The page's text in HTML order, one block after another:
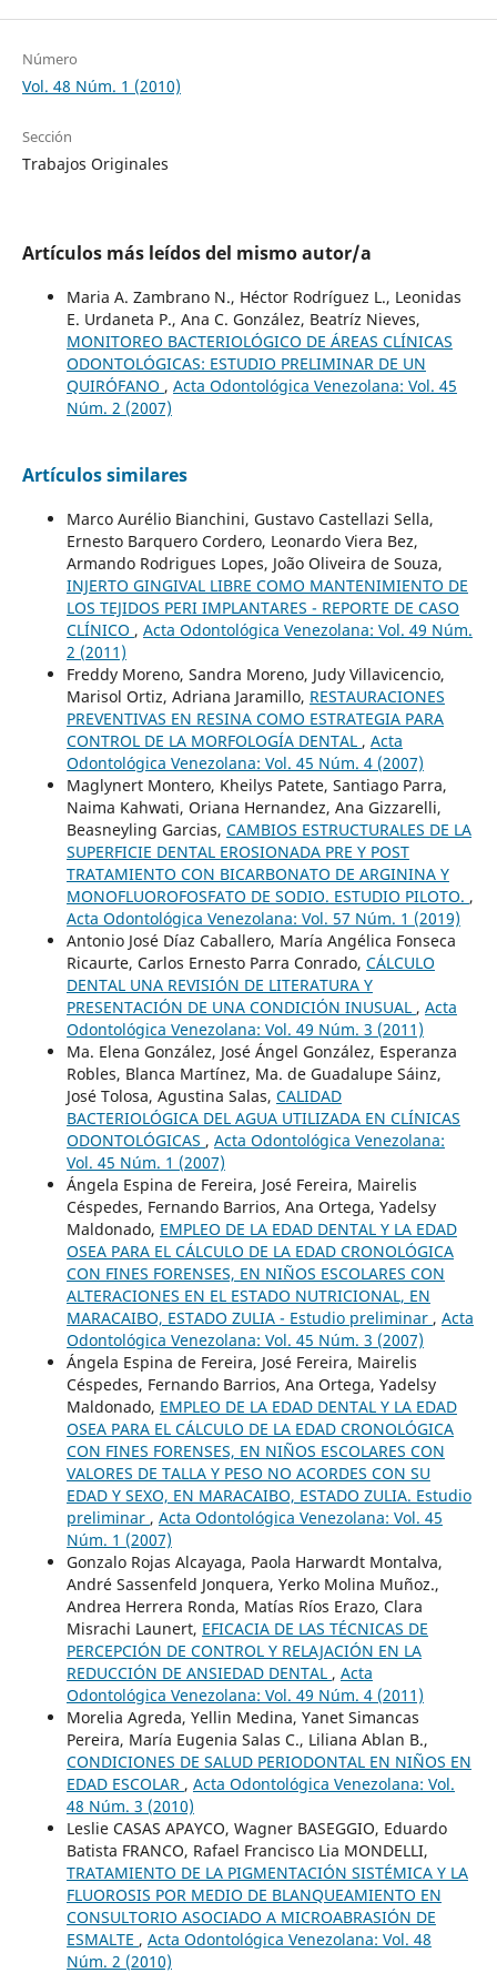
Número
Vol. 48 Núm. 1 (2010)
Sección
Trabajos Originales
Artículos más leídos del mismo autor/a
Maria A. Zambrano N., Héctor Rodríguez L., Leonidas
E. Urdaneta P., Ana C. González, Beatríz Nieves,
MONITOREO BACTERIOLÓGICO DE ÁREAS CLÍNICAS
ODONTOLÓGICAS: ESTUDIO PRELIMINAR DE UN
QUIRÓFANO , Acta Odontológica Venezolana: Vol. 45
Núm. 2 (2007)
Artículos similares
Marco Aurélio Bianchini, Gustavo Castellazi Sella,
Ernesto Barquero Cordero, Leonardo Viera Bez,
Armando Rodrigues Lopes, João Oliveira de Souza,
INJERTO GINGIVAL LIBRE COMO MANTENIMIENTO DE
LOS TEJIDOS PERI IMPLANTARES - REPORTE DE CASO
CLÍNICO , Acta Odontológica Venezolana: Vol. 49 Núm.
2 (2011)
Freddy Moreno, Sandra Moreno, Judy Villavicencio,
Marisol Ortiz, Adriana Jaramillo, RESTAURACIONES
PREVENTIVAS EN RESINA COMO ESTRATEGIA PARA
CONTROL DE LA MORFOLOGÍA DENTAL , Acta
Odontológica Venezolana: Vol. 45 Núm. 4 (2007)
Maglynert Montero, Kheilys Patete, Santiago Parra,
Naima Kahwati, Oriana Hernandez, Ana Gizzarelli,
Beasneyling Garcias, CAMBIOS ESTRUCTURALES DE LA
SUPERFICIE DENTAL EROSIONADA PRE Y POST
TRATAMIENTO CON BICARBONATO DE ARGININA Y
MONOFLUOROFOSFATO DE SODIO. ESTUDIO PILOTO. ,
Acta Odontológica Venezolana: Vol. 57 Núm. 1 (2019)
Antonio José Díaz Caballero, María Angélica Fonseca
Ricaurte, Carlos Ernesto Parra Conrado, CÁLCULO
DENTAL UNA REVISIÓN DE LITERATURA Y
PRESENTACIÓN DE UNA CONDICIÓN INUSUAL , Acta
Odontológica Venezolana: Vol. 49 Núm. 3 (2011)
Ma. Elena González, José Ángel González, Esperanza
Robles, Blanca Martínez, Ma. de Guadalupe Sáinz,
José Tolosa, Agustina Salas, CALIDAD
BACTERIOLÓGICA DEL AGUA UTILIZADA EN CLÍNICAS
ODONTOLÓGICAS , Acta Odontológica Venezolana:
Vol. 45 Núm. 1 (2007)
Ángela Espina de Fereira, José Fereira, Mairelis
Céspedes, Fernando Barrios, Ana Ortega, Yadelsy
Maldonado, EMPLEO DE LA EDAD DENTAL Y LA EDAD
OSEA PARA EL CÁLCULO DE LA EDAD CRONOLÓGICA
CON FINES FORENSES, EN NIÑOS ESCOLARES CON
ALTERACIONES EN EL ESTADO NUTRICIONAL, EN
MARACAIBO, ESTADO ZULIA - Estudio preliminar , Acta
Odontológica Venezolana: Vol. 45 Núm. 3 (2007)
Ángela Espina de Fereira, José Fereira, Mairelis
Céspedes, Fernando Barrios, Ana Ortega, Yadelsy
Maldonado, EMPLEO DE LA EDAD DENTAL Y LA EDAD
OSEA PARA EL CÁLCULO DE LA EDAD CRONOLÓGICA
CON FINES FORENSES, EN NIÑOS ESCOLARES CON
VALORES DE TALLA Y PESO NO ACORDES CON SU
EDAD Y SEXO, EN MARACAIBO, ESTADO ZULIA. Estudio
preliminar , Acta Odontológica Venezolana: Vol. 45
Núm. 1 (2007)
Gonzalo Rojas Alcayaga, Paola Harwardt Montalva,
André Sassenfeld Jonquera, Yerko Molina Muñoz.,
Andrea Herrera Ronda, Matías Ríos Erazo, Clara
Misrachi Launert, EFICACIA DE LAS TÉCNICAS DE
PERCEPCIÓN DE CONTROL Y RELAJACIÓN EN LA
REDUCCIÓN DE ANSIEDAD DENTAL , Acta
Odontológica Venezolana: Vol. 49 Núm. 4 (2011)
Morelia Agreda, Yellin Medina, Yanet Simancas
Pereira, María Eugenia Salas C., Liliana Ablan B.,
CONDICIONES DE SALUD PERIODONTAL EN NIÑOS EN
EDAD ESCOLAR , Acta Odontológica Venezolana: Vol.
48 Núm. 3 (2010)
Leslie CASAS APAYCO, Wagner BASEGGIO, Eduardo
Batista FRANCO, Rafael Francisco Lia MONDELLI,
TRATAMIENTO DE LA PIGMENTACIÓN SISTÉMICA Y LA
FLUOROSIS POR MEDIO DE BLANQUEAMIENTO EN
CONSULTORIO ASOCIADO A MICROABRASIÓN DE
ESMALTE , Acta Odontológica Venezolana: Vol. 48
Núm. 2 (2010)